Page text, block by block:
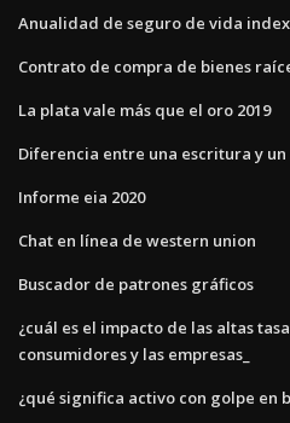
Anualidad de seguro de vida
Contrato de compra de bienes
La plata vale más que el oro 2019
Diferencia entre una escritura y
Informe eia 2020
Chat en línea de western union
Buscador de patrones gráficos
¿cuál es el impacto de las altas
consumidores y las empresas_
¿qué significa activo con golpe en